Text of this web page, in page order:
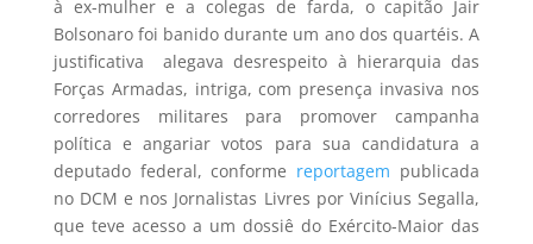
à ex-mulher e a colegas de farda, o capitão Jair
Bolsonaro foi banido durante um ano dos quartéis. A
justificativa alegava desrespeito à hierarquia das
Forças Armadas, intriga, com presença invasiva nos
corredores militares para promover campanha
política e angariar votos para sua candidatura a
deputado federal, conforme reportagem publicada
no DCM e nos Jornalistas Livres por Vinícius Segalla,
que teve acesso a um dossiê do Exército-Maior das